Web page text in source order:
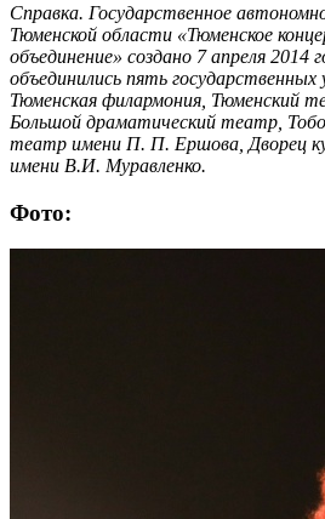
Справка. Государственное
Тюменской области «Тюменское
объединение» создано 7 апреля
объединились пять
Тюменская филармония, Тюменский
Большой драматический театр,
театр имени П. П. Ершова, Дворец
имени В.И. Муравленко.
Фото: